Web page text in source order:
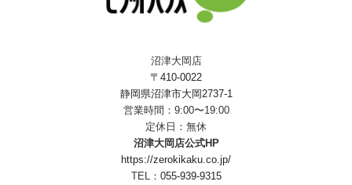
沼津大岡店
〒410-0022
静岡県沼津市大岡2737-1
営業時間：9:00〜19:00
定休日：無休
沼津大岡店公式HP
https://zerokikaku.co.jp/
TEL： 055-939-9315